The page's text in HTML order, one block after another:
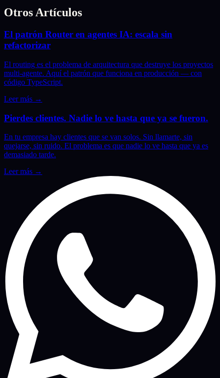
Otros Artículos
El patrón Router en agentes IA: escala sin
refactorizar
El routing es el problema de arquitectura que destruye los proyectos
multi-agente. Aquí el patrón que funciona en producción — con
código TypeScript.
Leer más →
Pierdes clientes. Nadie lo ve hasta que ya se fueron.
En tu empresa hay clientes que se van solos. Sin llamarte, sin
quejarse, sin ruido. El problema es que nadie lo ve hasta que ya es
demasiado tarde.
Leer más →